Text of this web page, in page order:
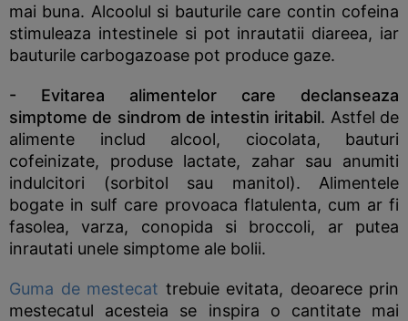
mai buna. Alcoolul si bauturile care contin cofeina
stimuleaza intestinele si pot inrautatii diareea, iar
bauturile carbogazoase pot produce gaze.
- Evitarea alimentelor care declanseaza
simptome de sindrom de intestin iritabil. Astfel de
alimente includ alcool, ciocolata, bauturi
cofeinizate, produse lactate, zahar sau anumiti
indulcitori (sorbitol sau manitol). Alimentele
bogate in sulf care provoaca flatulenta, cum ar fi
fasolea, varza, conopida si broccoli, ar putea
inrautati unele simptome ale bolii.
Guma de mestecat trebuie evitata, deoarece prin
mestecatul acesteia se inspira o cantitate mai